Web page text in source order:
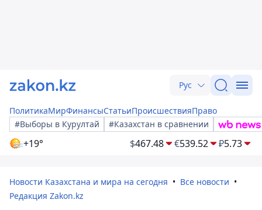
Рус
ПолитикаМирФинансыСтатьиПроисшествияПраво
#Выборы в Курултай
#Казахстан в сравнении
+19° $467.48 €539.52 ₽5.73
Новости Казахстана и мира на сегодня
Все новости
Редакция Zakon.kz